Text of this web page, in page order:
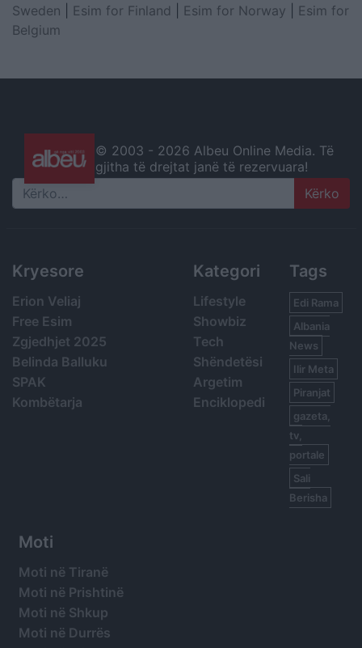
Sweden
Esim for Finland Esim for Norway
Esim for
Belgium
© 2003 - 2026 Albeu Online Media. Të
gjitha të drejtat janë të rezervuara!
Search
Kryesore
Erion Veliaj
Free Esim
Zgjedhjet 2025
Belinda Balluku
SPAK
Kombëtarja
Kategori
Lifestyle
Showbiz
Tech
Shëndetësi
Argetim
Enciklopedi
Tags
Edi Rama
Albania
News
Ilir Meta
Piranjat
gazeta,
tv,
portale
Sali
Berisha
Moti
Moti në Tiranë
Moti në Prishtinë
Moti në Shkup
Moti në Durrës